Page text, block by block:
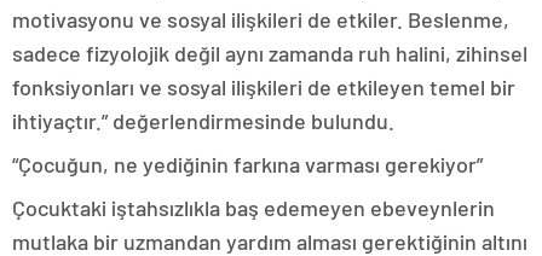
motivasyonu ve sosyal ilişkileri de etkiler. Beslenme,
sadece fizyolojik değil aynı zamanda ruh halini, zihinsel
fonksiyonları ve sosyal ilişkileri de etkileyen temel bir
ihtiyaçtır.” değerlendirmesinde bulundu.
“Çocuğun, ne yediğinin farkına varması gerekiyor”
Çocuktaki iştahsızlıkla baş edemeyen ebeveynlerin
mutlaka bir uzmandan yardım alması gerektiğinin altını